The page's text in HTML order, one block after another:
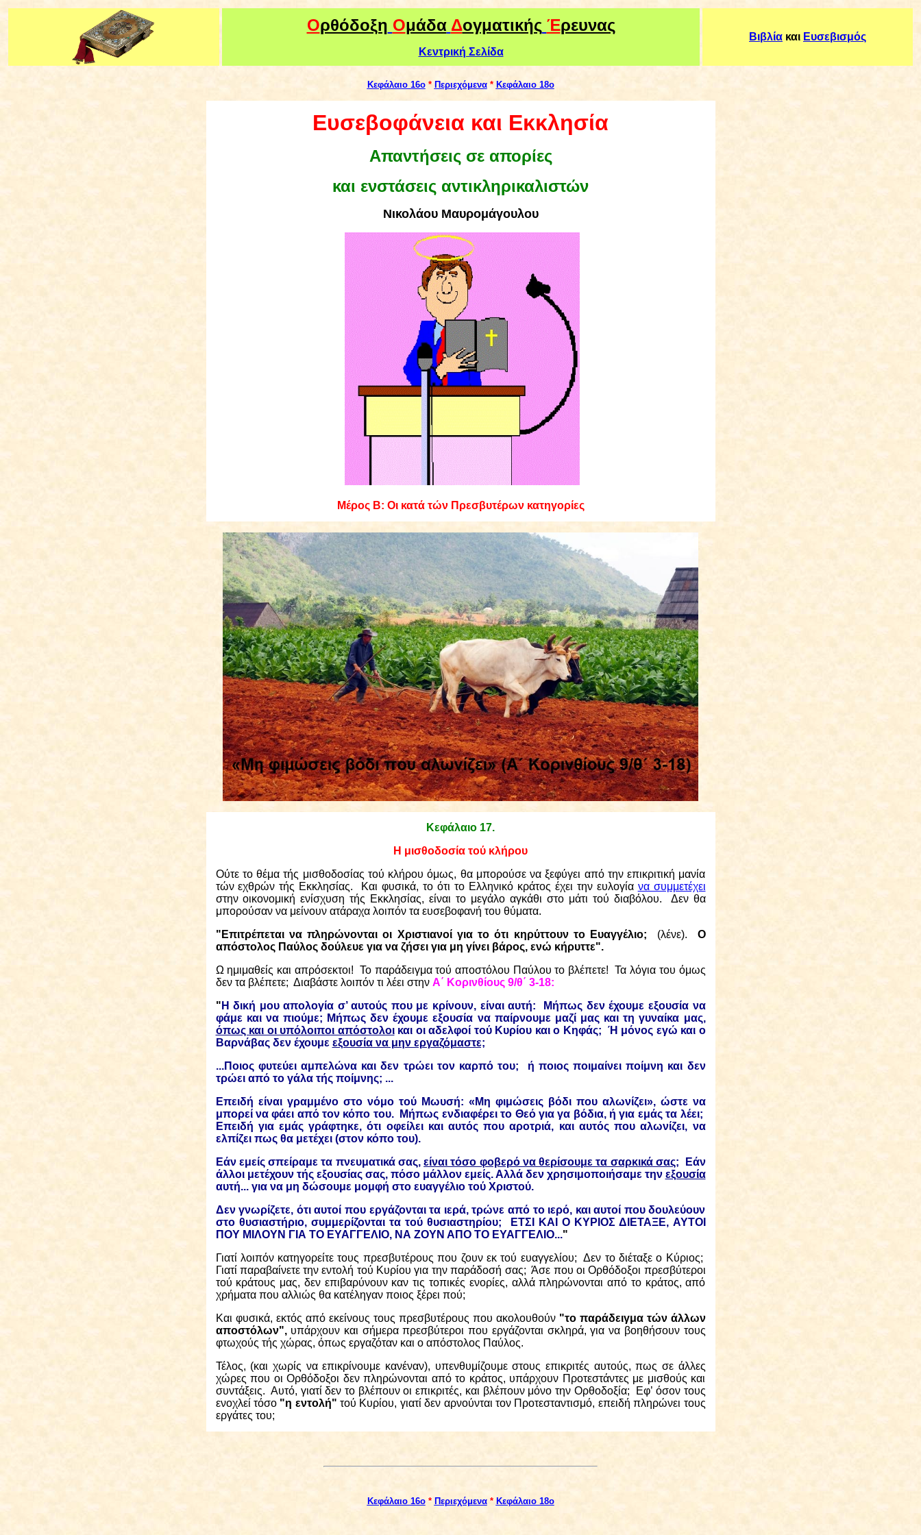
Ορθόδοξη Ομάδα Δογματικής Έρευνας
Κεντρική Σελίδα
Βιβλία και Ευσεβισμός
Kεφάλαιο 16ο* Περιεχόμενα* Kεφάλαιο 18ο
Ευσεβοφάνεια και Εκκλησία
Απαντήσεις σε απορίες
και ενστάσεις αντικληρικαλιστών
Νικολάου Μαυρομάγουλου
Μέρος Β: Οι κατά τών Πρεσβυτέρων κατηγορίες
Κεφάλαιο 17.
Η μισθοδοσία τού κλήρου
Ούτε το θέμα τής μισθοδοσίας τού κλήρου όμως, θα μπορούσε να ξεφύγει από την επικριτική μανία
τών εχθρών τής Εκκλησίας.
Και φυσικά, το ότι το Ελληνικό κράτος έχει την ευλογία να συμμετέχει
στην οικονομική ενίσχυση τής Εκκλησίας, είναι το μεγάλο αγκάθι στο μάτι τού διαβόλου.
Δεν θα
μπορούσαν να μείνουν ατάραχα λοιπόν τα ευσεβοφανή του θύματα.
"Επιτρέπεται να πληρώνονται οι Χριστιανοί για το ότι κηρύττουν το Ευαγγέλιο;
(λένε).
Ο
απόστολος Παύλος δούλευε για να ζήσει για μη γίνει βάρος, ενώ κήρυττε".
Ω ημιμαθείς και απρόσεκτοι! Το παράδειγμα τού αποστόλου Παύλου το βλέπετε!
Τα λόγια του όμως
δεν τα βλέπετε; Διαβάστε λοιπόν τι λέει στην Α΄ Κορινθίους 9/θ΄ 3-18:
" Η δική μου απολογία σ’ αυτούς που με κρίνουν, είναι αυτή:
Μήπως δεν έχουμε εξουσία να
φάμε και να πιούμε; Μήπως δεν έχουμε εξουσία να παίρνουμε μαζί μας και τη γυναίκα μας,
όπως και οι υπόλοιποι απόστολοικαι οι αδελφοί τού Κυρίου και ο Κηφάς; Ή μόνος εγώ και ο
Βαρνάβας δεν έχουμε εξουσία να μην εργαζόμαστε;
...Ποιος φυτεύει αμπελώνα και δεν τρώει τον καρπό του;
ή ποιος ποιμαίνει ποίμνη και δεν
τρώει από το γάλα τής ποίμνης; ...
Επειδή είναι γραμμένο στο νόμο τού Μωυσή: «Μη φιμώσεις βόδι που αλωνίζει», ώστε να
μπορεί να φάει από τον κόπο του.
Μήπως ενδιαφέρει το Θεό για γα βόδια, ή για εμάς τα λέει;
Επειδή για εμάς γράφτηκε, ότι οφείλει και αυτός που αροτριά, και αυτός που αλωνίζει, να
ελπίζει πως θα μετέχει (στον κόπο του).
Εάν εμείς σπείραμε τα πνευματικά σας,είναι τόσο φοβερό να θερίσουμε τα σαρκικά σας;
Εάν
άλλοι μετέχουν τής εξουσίας σας, πόσο μάλλον εμείς. Αλλά δεν χρησιμοποιήσαμε την εξουσία
αυτή... για να μη δώσουμε μομφή στο ευαγγέλιο τού Χριστού.
Δεν γνωρίζετε, ότι αυτοί που εργάζονται τα ιερά, τρώνε από το ιερό, και αυτοί που δουλεύουν
στο θυσιαστήριο, συμμερίζονται τα τού θυσιαστηρίου;
ΕΤΣΙ ΚΑΙ Ο ΚΥΡΙΟΣ ΔΙΕΤΑΞΕ, ΑΥΤΟΙ
ΠΟΥ ΜΙΛΟΥΝ ΓΙΑ ΤΟ ΕΥΑΓΓΕΛΙΟ, ΝΑ ΖΟΥΝ ΑΠΟ ΤΟ ΕΥΑΓΓΕΛΙΟ..."
Γιατί λοιπόν κατηγορείτε τους πρεσβυτέρους που ζουν εκ τού ευαγγελίου; Δεν το διέταξε ο Κύριος;
Γιατί παραβαίνετε την εντολή τού Κυρίου για την παράδοσή σας; Άσε που οι Ορθόδοξοι πρεσβύτεροι
τού κράτους μας, δεν επιβαρύνουν καν τις τοπικές ενορίες, αλλά πληρώνονται από το κράτος, από
χρήματα που αλλιώς θα κατέληγαν ποιος ξέρει πού;
Και φυσικά, εκτός από εκείνους τους πρεσβυτέρους που ακολουθούν "το παράδειγμα τών άλλων
αποστόλων",υπάρχουν και σήμερα πρεσβύτεροι που εργάζονται σκληρά, για να βοηθήσουν τους
φτωχούς τής χώρας, όπως εργαζόταν και ο απόστολος Παύλος.
Τέλος, (και χωρίς να επικρίνουμε κανέναν), υπενθυμίζουμε στους επικριτές αυτούς, πως σε άλλες
χώρες που οι Ορθόδοξοι δεν πληρώνονται από το κράτος, υπάρχουν Προτεστάντες με μισθούς και
συντάξεις. Αυτό, γιατί δεν το βλέπουν οι επικριτές, και βλέπουν μόνο την Ορθοδοξία;
Εφ’ όσον τους
ενοχλεί τόσο "η εντολή" τού Κυρίου, γιατί δεν αρνούνται τον Προτεσταντισμό, επειδή πληρώνει τους
εργάτες του;
Kεφάλαιο 16ο* Περιεχόμενα* Kεφάλαιο 18ο